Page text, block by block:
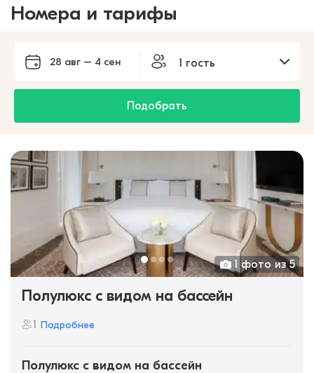
Номера и тарифы
28 авг – 4 сен 1 гость
Подобрать
1 фото из 5
Полулюкс с видом на бассейн
1 Подробнее
Полулюкс с видом на бассейн